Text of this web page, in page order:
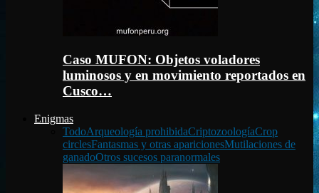
Caso MUFON: Objetos voladores
luminosos y en movimiento reportados en
Cusco…
Enigmas
TodoArqueología prohibidaCriptozoologíaCrop
circlesFantasmas y otras aparicionesMutilaciones de
ganadoOtros sucesos paranormales